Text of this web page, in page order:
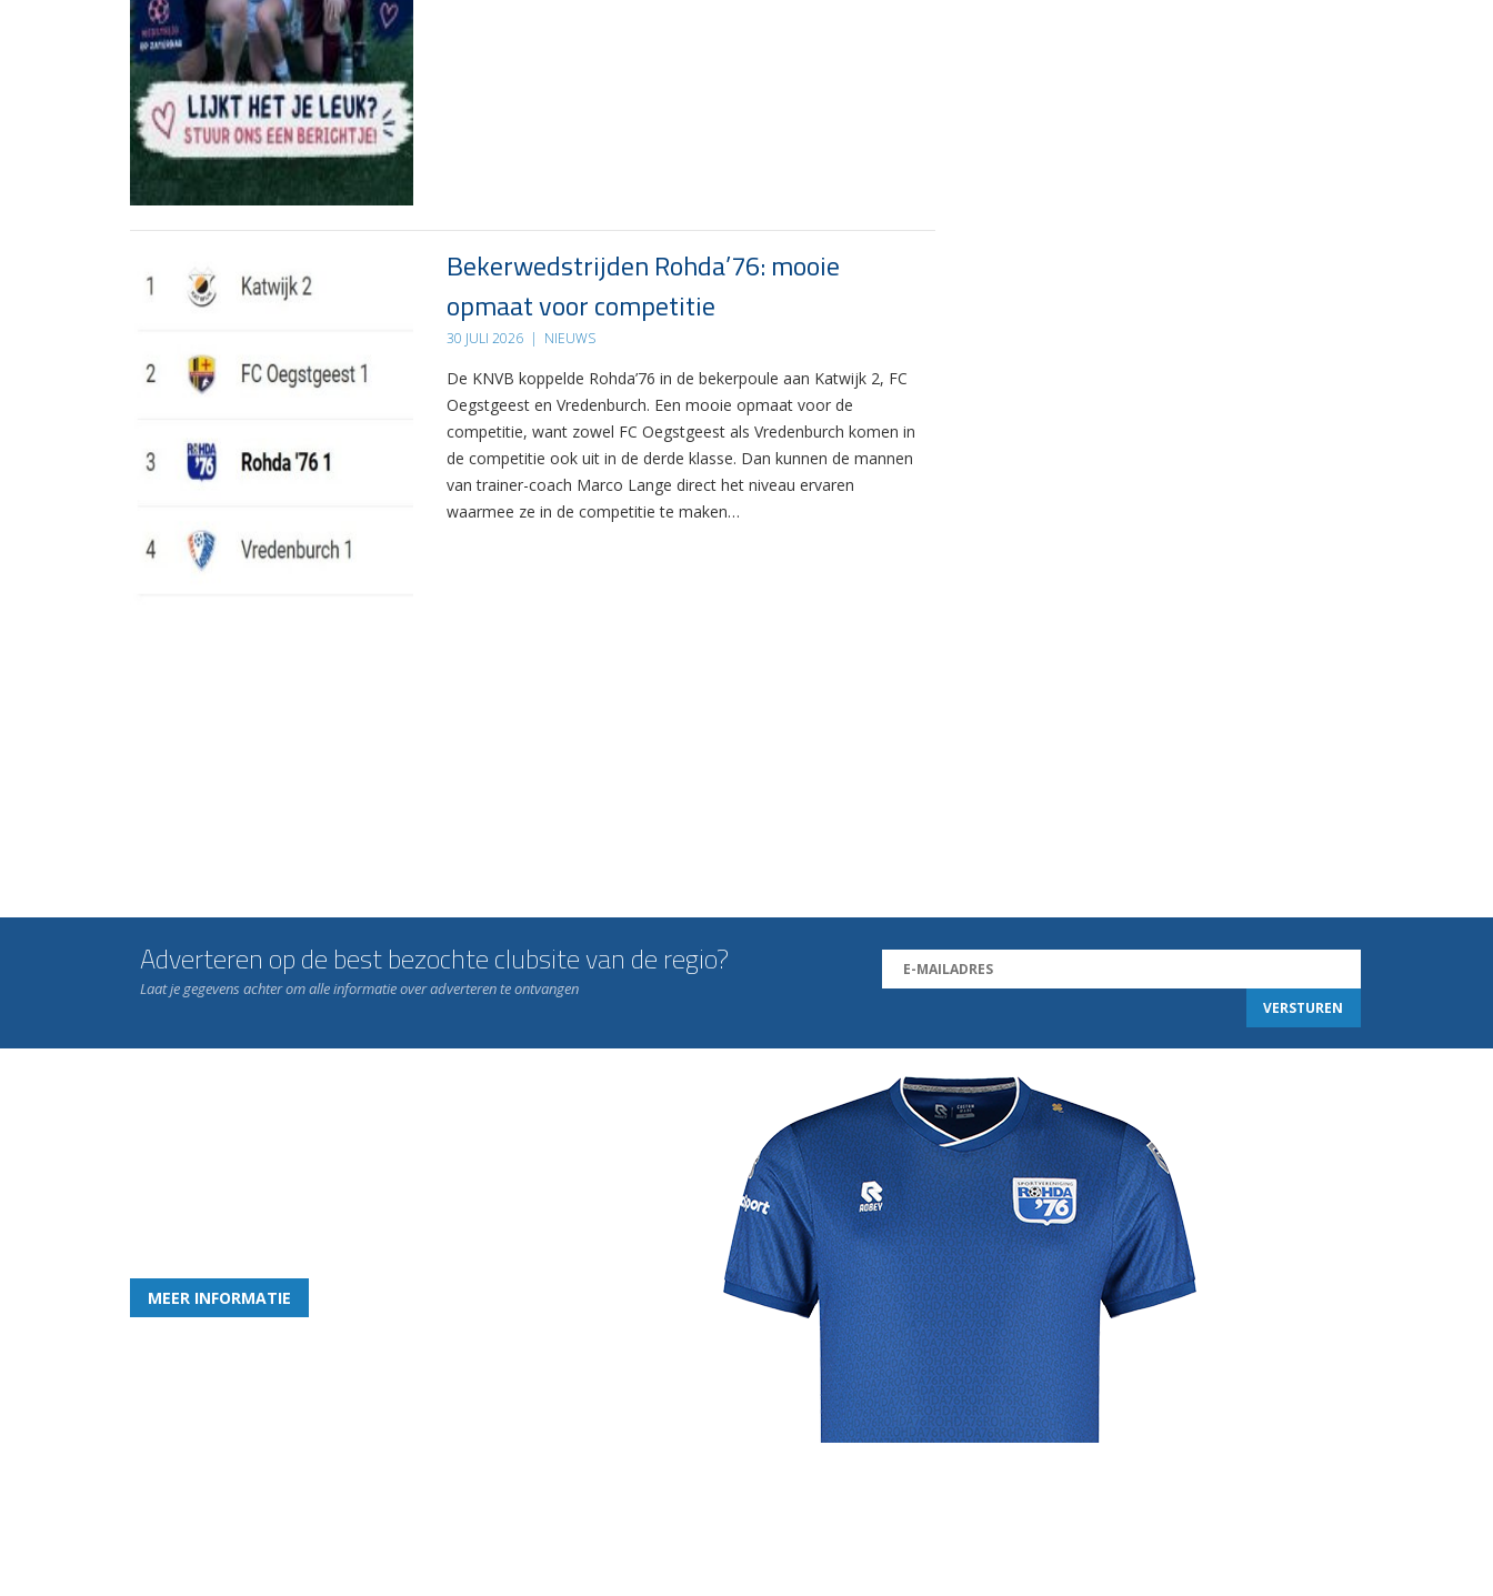
Bekerwedstrijden Rohda’76: mooie
opmaat voor competitie
30 JULI 2026 | NIEUWS
De KNVB koppelde Rohda’76 in de bekerpoule aan Katwijk 2, FC
Oegstgeest en Vredenburch. Een mooie opmaat voor de
competitie, want zowel FC Oegstgeest als Vredenburch komen in
de competitie ook uit in de derde klasse. Dan kunnen de mannen
van trainer-coach Marco Lange direct het niveau ervaren
waarmee ze in de competitie te maken…
Adverteren op de best bezochte clubsite van de regio?
Laat je gegevens achter om alle informatie over adverteren te ontvangen
MEER INFORMATIE